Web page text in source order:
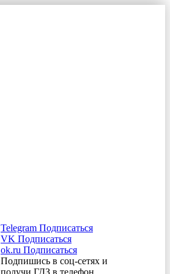
Telegram Подписаться
VK Подписаться
ok.ru Подписаться
Подпишись в соц-сетях и
получи ГДЗ в телефон